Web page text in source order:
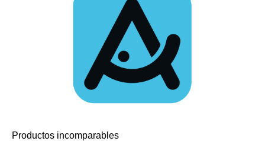
Productos incomparables